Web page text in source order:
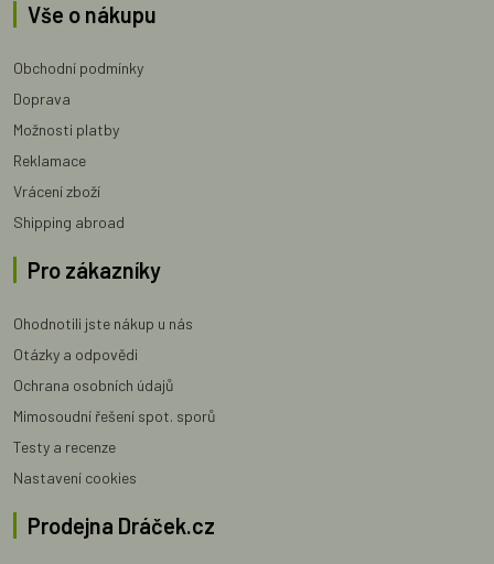
Vše o nákupu
Obchodní podmínky
Doprava
Možnosti platby
Reklamace
Vrácení zboží
Shipping abroad
Pro zákazníky
Ohodnotili jste nákup u nás
Otázky a odpovědi
Ochrana osobních údajů
Mimosoudní řešení spot. sporů
Testy a recenze
Nastavení cookies
Prodejna Dráček.cz